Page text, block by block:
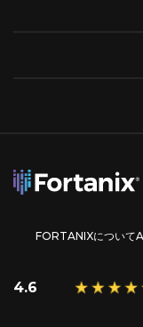
FORTANIXについて
4.6